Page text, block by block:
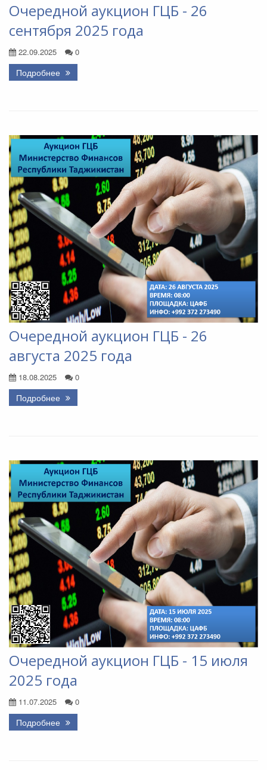
Очередной аукцион ГЦБ - 26
сентября 2025 года
22.09.2025 0
Подробнее
Очередной аукцион ГЦБ - 26
августа 2025 года
18.08.2025 0
Подробнее
Очередной аукцион ГЦБ - 15 июля
2025 года
11.07.2025 0
Подробнее